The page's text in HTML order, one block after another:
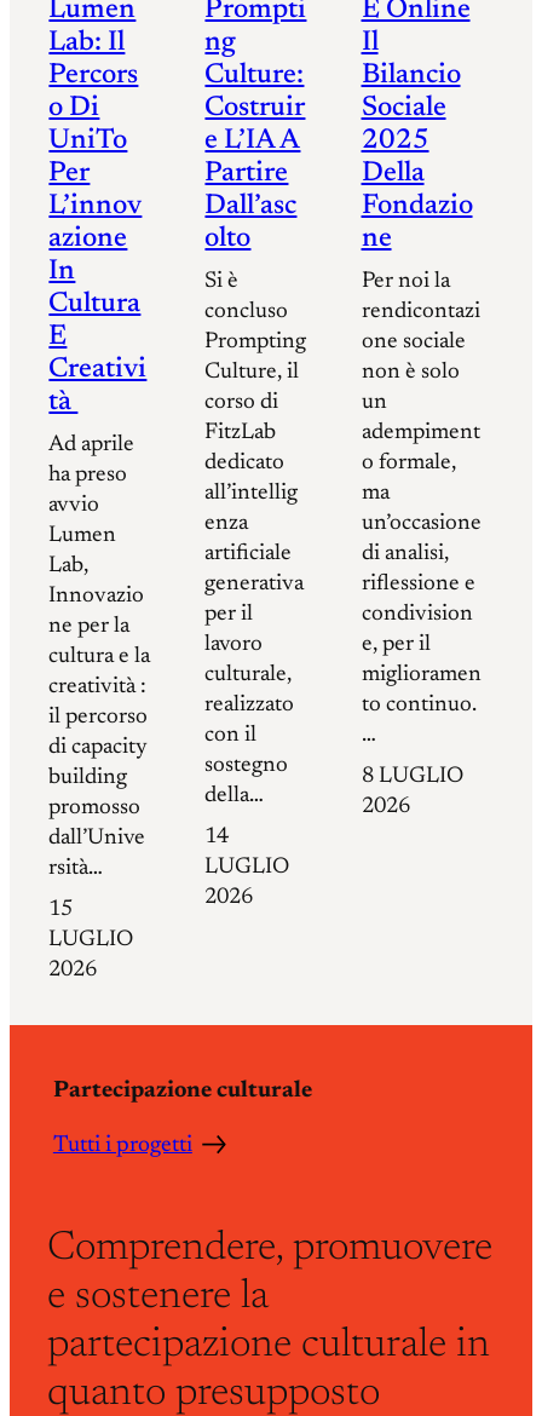
Lumen
Lab: Il
Percors
O Di
UniTo
Per
L’innov
Azione
In
Cultura
E
Creativi
Tà
Ad aprile
ha preso
avvio
Lumen
Lab,
Innovazio
ne per la
cultura e la
creatività :
il percorso
di capacity
building
promosso
dall’Unive
rsità…
15
LUGLIO
2026
Prompti
Ng
Culture:
Costruir
E L’IA A
Partire
Dall’asc
Olto
Si è
concluso
Prompting
Culture, il
corso di
FitzLab
dedicato
all’intellig
enza
artificiale
generativa
per il
lavoro
culturale,
realizzato
con il
sostegno
della…
14
LUGLIO
2026
È Online
Il
Bilancio
Sociale
2025
Della
Fondazio
Ne
Per noi la
rendicontazi
one sociale
non è solo
un
adempiment
o formale,
ma
un’occasione
di analisi,
riflessione e
condivision
e, per il
miglioramen
to continuo.
…
8 LUGLIO
2026
Partecipazione culturale
Tutti i progetti
Comprendere, promuovere
e sostenere la
partecipazione culturale in
quanto presupposto